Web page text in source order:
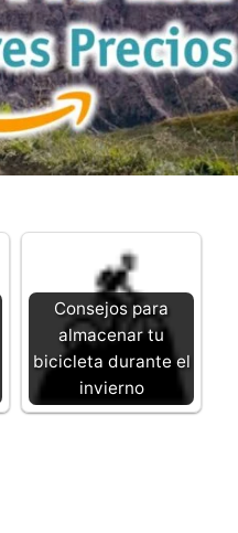
Consejos para
almacenar tu
bicicleta durante el
invierno